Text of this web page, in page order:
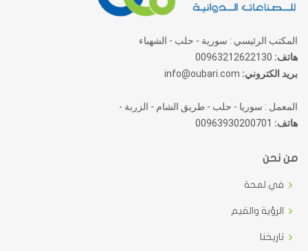
المكتب الرئيسي : سورية - حلب - الشهباء
هاتف:
بريد الكتروني:
المعمل : سوريا - حلب - طريق الشام - الزربة -
هاتف:
من نحن
في لمحة
الرؤية والقيم
تاريخنا